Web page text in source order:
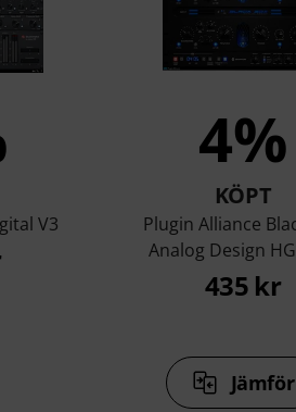
V3
4%
KÖPT
Plugin Alliance
Analog Design
435 kr
Jämför